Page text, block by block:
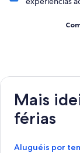
Mais
férias
Aluguéis por